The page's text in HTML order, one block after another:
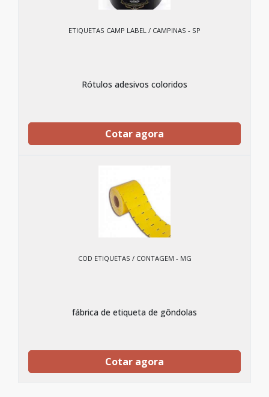
ETIQUETAS CAMP LABEL / CAMPINAS - SP
Rótulos adesivos coloridos
Cotar agora
COD ETIQUETAS / CONTAGEM - MG
fábrica de etiqueta de gôndolas
Cotar agora